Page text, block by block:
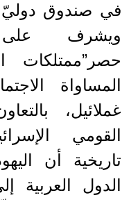
في صندوق دوليّ
ويشرف
حصر”ممتلكات
المساواة
غملائيل،
القومي
تاريخية أن
الدول العربية